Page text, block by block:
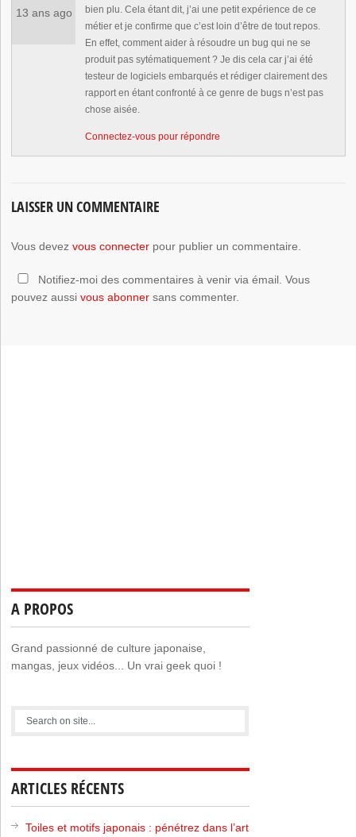
13 ans ago
bien plu. Cela étant dit, j’ai une petit expérience de ce
métier et je confirme que c’est loin d’être de tout repos.
En effet, comment aider à résoudre un bug qui ne se
produit pas sytématiquement ? Je dis cela car j’ai été
testeur de logiciels embarqués et rédiger clairement des
rapport en étant confronté à ce genre de bugs n’est pas
chose aisée.
Connectez-vous pour répondre
LAISSER UN COMMENTAIRE
Vous devezvous connecter pour publier un commentaire.
Notifiez-moi des commentaires à venir via émail. Vous
pouvez aussivous abonner sans commenter.
A PROPOS
Grand passionné de culture japonaise,
mangas, jeux vidéos... Un vrai geek quoi !
ARTICLES RÉCENTS
Toiles et motifs japonais : pénétrez dans l’art